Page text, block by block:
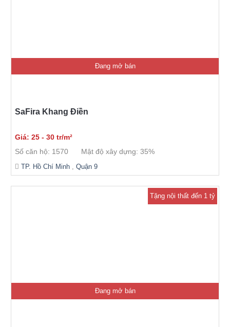
Đang mở bán
SaFira Khang Điền
Giá: 25 - 30 tr/m²
Số căn hộ: 1570
Mật độ xây dựng: 35%
TP. Hồ Chí Minh, Quận 9
Tặng nội thất đến 1 tỷ
Đang mở bán